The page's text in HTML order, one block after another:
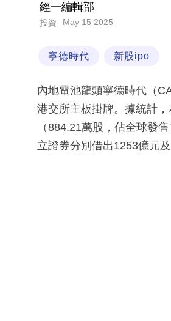
經一編輯部
投資 May 15 2025
寧德時代 新股ipo
內地電池龍頭寧德時代（
港交所主板掛牌。據統計
（884.21萬股，佔全球發
立證券分別借出1253億元